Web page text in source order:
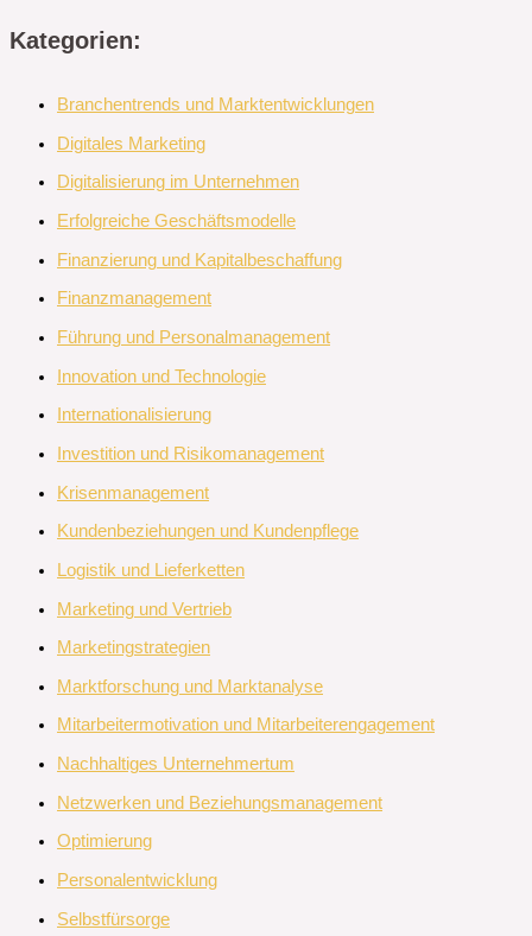
Kategorien:
Branchentrends und Marktentwicklungen
Digitales Marketing
Digitalisierung im Unternehmen
Erfolgreiche Geschäftsmodelle
Finanzierung und Kapitalbeschaffung
Finanzmanagement
Führung und Personalmanagement
Innovation und Technologie
Internationalisierung
Investition und Risikomanagement
Krisenmanagement
Kundenbeziehungen und Kundenpflege
Logistik und Lieferketten
Marketing und Vertrieb
Marketingstrategien
Marktforschung und Marktanalyse
Mitarbeitermotivation und Mitarbeiterengagement
Nachhaltiges Unternehmertum
Netzwerken und Beziehungsmanagement
Optimierung
Personalentwicklung
Selbstfürsorge